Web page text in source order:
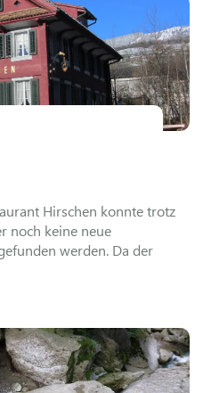
Hirschen konnte trotz
noch keine neue
werden. Da der